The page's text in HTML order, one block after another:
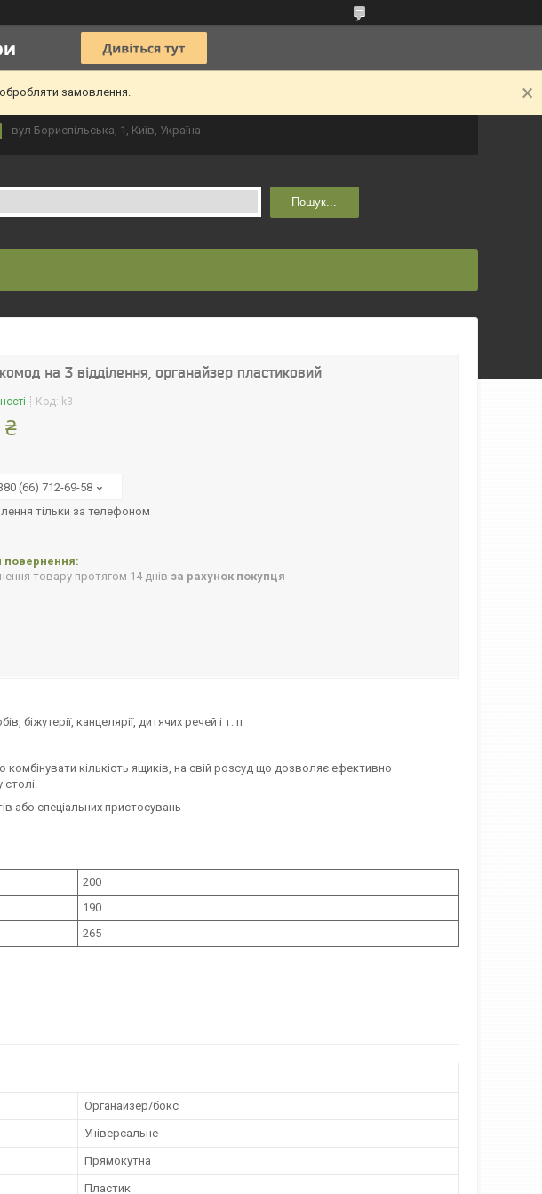
замовлення.
вул Бориспільська, 1, Київ, Україна
Пошук...
на 3 відділення, органайзер пластиковий
Код: k3
₴
(66) 712-69-58
тільки за телефоном
товару протягом 14 днів за рахунок покупця
біжутерії, канцелярії, дитячих речей і т. п
кількість ящиків, на свій розсуд що дозволяє ефективно
столі.
або спеціальних пристосувань
200
190
265
Органайзер/бокс
Універсальне
Прямокутна
Пластик